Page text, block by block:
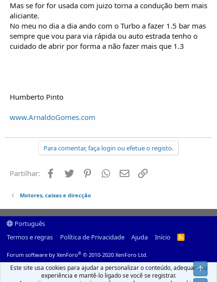
Mas se for for usada com juizo torna a condução bem mais
aliciante.
No meu no dia a dia ando com o Turbo a fazer 1.5 bar mas
sempre que vou para via rápida ou auto estrada tenho o
cuidado de abrir por forma a não fazer mais que 1.3
Humberto Pinto
www.ArnaldoGomes.com
Para comentar, faça login ou efetue o registo.
Partilhar: Facebook
Twitter PinterestWhatsapp
Email
Motores, caixas e direcção
Português
Termos e regras
Política de Privacidade Ajuda Início
R
Forum software by XenForo® © 2010-2020 XenForo Ltd.
Este site usa cookies para ajudar a personalizar o conteúdo, adequar sua
experiência e mantê-lo ligado se você se registrar.
Top